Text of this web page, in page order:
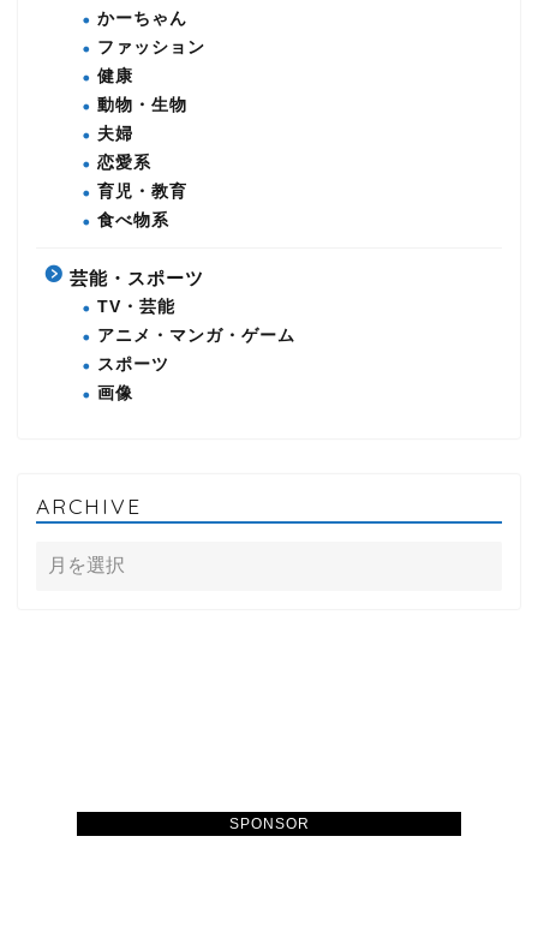
SPONSOR
かーちゃん
ファッション
健康
動物・生物
夫婦
恋愛系
育児・教育
食べ物系
芸能・スポーツ
TV・芸能
アニメ・マンガ・ゲーム
スポーツ
画像
ARCHIVE